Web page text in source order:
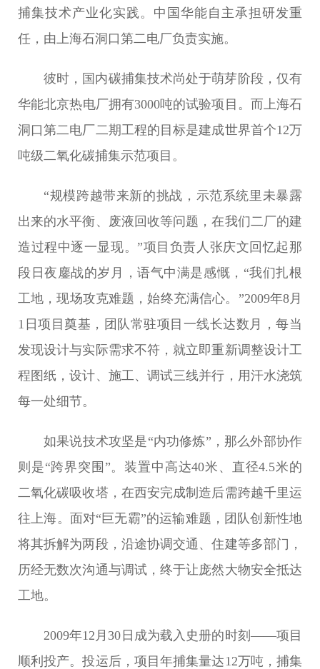
捕集技术产业化实践。中国华能自主承担研发重
任，由上海石洞口第二电厂负责实施。
彼时，国内碳捕集技术尚处于萌芽阶段，仅有
华能北京热电厂拥有3000吨的试验项目。而上海石
洞口第二电厂二期工程的目标是建成世界首个12万
吨级二氧化碳捕集示范项目。
“规模跨越带来新的挑战，示范系统里未暴露
出来的水平衡、废液回收等问题，在我们二厂的建
造过程中逐一显现。”项目负责人张庆文回忆起那
段日夜鏖战的岁月，语气中满是感慨，“我们扎根
工地，现场攻克难题，始终充满信心。”2009年8月
1日项目奠基，团队常驻项目一线长达数月，每当
发现设计与实际需求不符，就立即重新调整设计工
程图纸，设计、施工、调试三线并行，用汗水浇筑
每一处细节。
如果说技术攻坚是“内功修炼”，那么外部协作
则是“跨界突围”。装置中高达40米、直径4.5米的
二氧化碳吸收塔，在西安完成制造后需跨越千里运
往上海。面对“巨无霸”的运输难题，团队创新性地
将其拆解为两段，沿途协调交通、住建等多部门，
历经无数次沟通与调试，终于让庞然大物安全抵达
工地。
2009年12月30日成为载入史册的时刻——项目
顺利投产。投运后，项目年捕集量达12万吨，捕集